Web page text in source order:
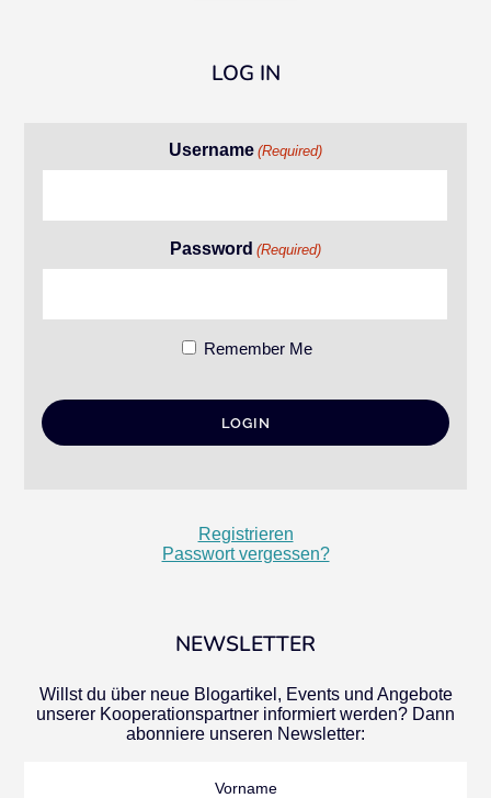
LOG IN
Username (Required)
Password (Required)
Remember Me
Registrieren
Passwort vergessen?
NEWSLETTER
Willst du über neue Blogartikel, Events und Angebote
unserer Kooperationspartner informiert werden? Dann
abonniere unseren Newsletter:
Vorname